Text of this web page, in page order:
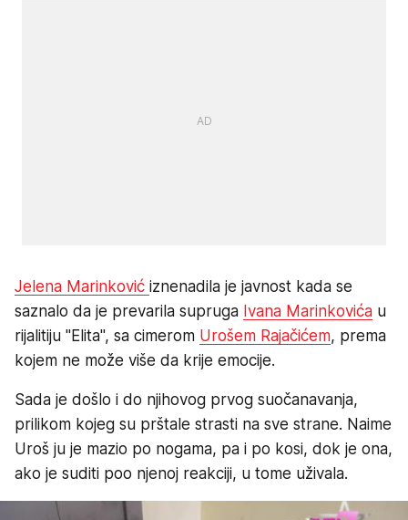
Jelena Marinković iznenadila je javnost kada se
saznalo da je prevarila supruga Ivana Marinkovića u
rijalitiju "Elita", sa cimerom Urošem Rajačićem, prema
kojem ne može više da krije emocije.
Sada je došlo i do njihovog prvog suočanavanja,
prilikom kojeg su prštale strasti na sve strane. Naime
Uroš ju je mazio po nogama, pa i po kosi, dok je ona,
ako je suditi poo njenoj reakciji, u tome uživala.